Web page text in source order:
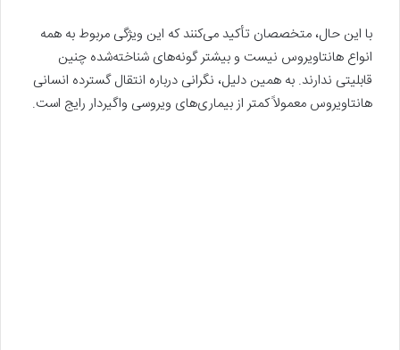
با این حال، متخصصان تأکید می‌کنند که این ویژگی مربوط به همه
انواع هانتاویروس نیست و بیشتر گونه‌های شناخته‌شده چنین
قابلیتی ندارند. به همین دلیل، نگرانی درباره انتقال گسترده انسانی
هانتاویروس معمولاً کمتر از بیماری‌های ویروسی واگیردار رایج است.